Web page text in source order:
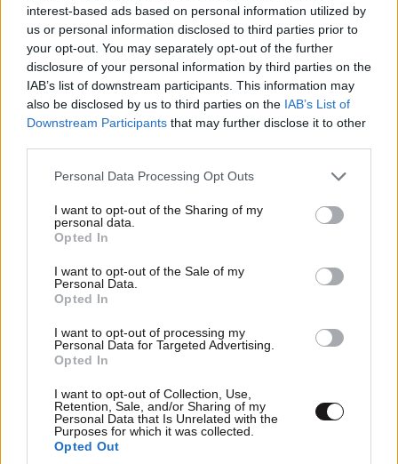
interest-based ads based on personal information utilized by
us or personal information disclosed to third parties prior to
your opt-out. You may separately opt-out of the further
disclosure of your personal information by third parties on the
IAB’s list of downstream participants. This information may
also be disclosed by us to third parties on the IAB’s List of
Downstream Participants that may further disclose it to other
Please note that this website/app uses one or more Google
not limited to your visit or usage behaviour. You may click to
grant or deny consent to Google and its third-party tags to
use your data for below specified purposes in below Google
consent section.
Personal Data Processing Opt Outs
I want to opt-out of the Sharing of my
personal data.
Opted In
I want to opt-out of the Sale of my
Personal Data.
Opted In
I want to opt-out of processing my
Personal Data for Targeted Advertising.
Opted In
I want to opt-out of Collection, Use,
Retention, Sale, and/or Sharing of my
Personal Data that Is Unrelated with the
Purposes for which it was collected.
Opted Out
Διαβάστε και ακολουθήστε τους κανόνες σχολιασμού
ΠΡΟΣΘΗΚΗ
Με σεβασμό τώρα thanks 🙏
Απαντήστε